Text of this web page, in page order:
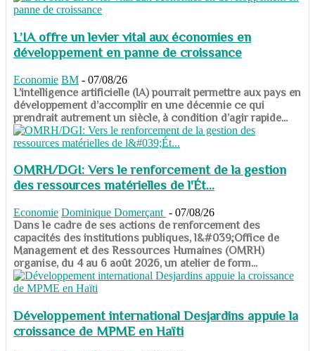
L’IA offre un levier vital aux économies en
développement en panne de croissance
Economie BM - 07/08/26
​​​​​​​L’intelligence artificielle (IA) pourrait permettre aux pays en
développement d’accomplir en une décennie ce qui
prendrait autrement un siècle, à condition d’agir rapide...
OMRH/DGI: Vers le renforcement de la gestion
des ressources matérielles de l'Ét...
Economie Dominique Domerçant - 07/08/26
Dans le cadre de ses actions de renforcement des
capacités des institutions publiques, l&#039;Office de
Management et des Ressources Humaines (OMRH)
organise, du 4 au 6 août 2026, un atelier de form...
Développement international Desjardins appuie la
croissance de MPME en Haïti